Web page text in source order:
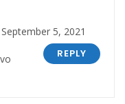
5, 2021
REPLY